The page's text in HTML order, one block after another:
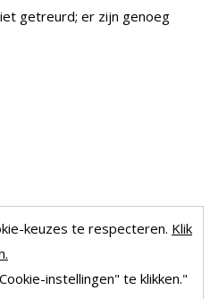
getreurd; er zijn genoeg
keuzes te respecteren. Klik
instellingen" te klikken."